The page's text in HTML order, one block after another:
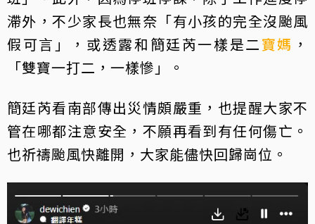
滯外，不少家長也無奈「有小孩的完全沒颱風
假可言」，或透露和簡廷芮一樣是二寶媽 ，
「雙寶一打二，一樣慘」。
簡廷芮看南部傳出災情頗嚴重，也提醒大家不
管在哪都注意安全，不願再看到有任何傷亡。
也祈禱颱風快離開，大家能儘快回歸崗位。